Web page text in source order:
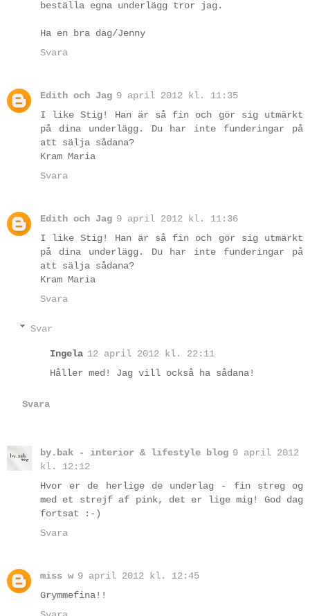
beställa egna underlägg tror jag.
Ha en bra dag/Jenny
Svara
Edith och Jag 9 april 2012 kl. 11:35
I like Stig! Han är så fin och gör sig utmärkt
på dina underlägg. Du har inte funderingar på
att sälja sådana?
Kram Maria
Svara
Edith och Jag 9 april 2012 kl. 11:36
I like Stig! Han är så fin och gör sig utmärkt
på dina underlägg. Du har inte funderingar på
att sälja sådana?
Kram Maria
Svara
Svar
Ingela 12 april 2012 kl. 22:11
Håller med! Jag vill också ha sådana!
Svara
by.bak - interior & lifestyle blog 9 april 2012
kl. 12:12
Hvor er de herlige de underlag - fin streg og
med et strejf af pink, det er lige mig! God dag
fortsat :-)
Svara
miss w 9 april 2012 kl. 12:45
Grymmefina!!